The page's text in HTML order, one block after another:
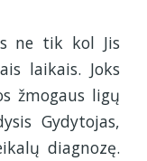
ne tik kol Jis
laikais. Joks
žmogaus ligų
Gydytojas,
diagnozę.